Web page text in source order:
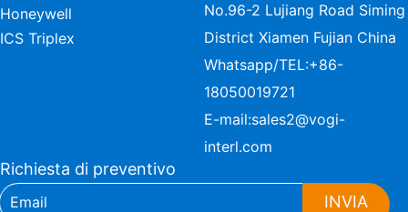
Honeywell
ICS Triplex
No.96-2 Lujiang Road Siming
District Xiamen Fujian China
Whatsapp/TEL:+86-
18050019721
E-mail:sales2@vogi-
interl.com
Richiesta di preventivo
INVIA